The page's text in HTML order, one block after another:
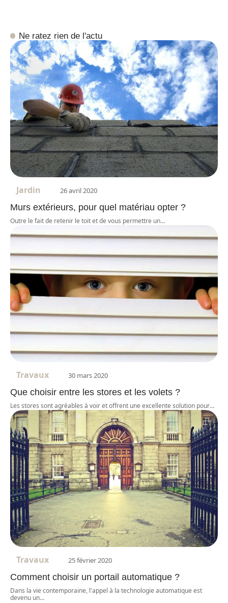
Ne ratez rien de l'actu
Jardin 26 avril 2020
Murs extérieurs, pour quel matériau opter ?
Outre le fait de retenir le toit et de vous permettre un…
Travaux 30 mars 2020
Que choisir entre les stores et les volets ?
Les stores sont agréables à voir et offrent une excellente solution pour…
Travaux 25 février 2020
Comment choisir un portail automatique ?
Dans la vie contemporaine, l'appel à la technologie automatique est
devenu un…